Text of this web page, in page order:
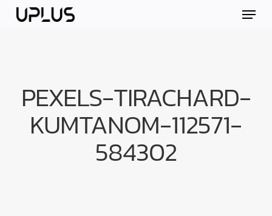
Skip Menu
PEXELS-TIRACHARD-
KUMTANOM-112571-
584302